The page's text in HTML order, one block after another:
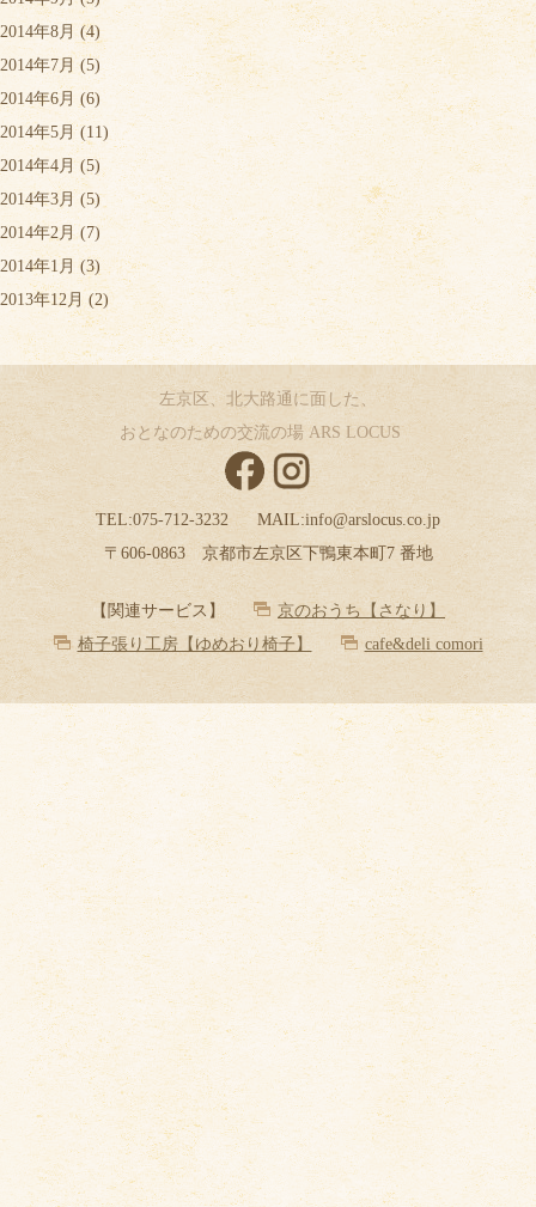
2014年8月 (4)
2014年7月 (5)
2014年6月 (6)
2014年5月(11)
2014年4月(5)
2014年3月 (5)
2014年2月(7)
2014年1月 (3)
2013年12月(2)
左京区、北大路通に面した、
おとなのための交流の場 ARS LOCUS
TEL:075-712-3232 MAIL:info@arslocus.co.jp
〒606-0863 京都市左京区下鴨東本町7 番地
【関連サービス】
京のおうち【さなり】
椅子張り工房【ゆめおり椅子】
cafe&deli comori